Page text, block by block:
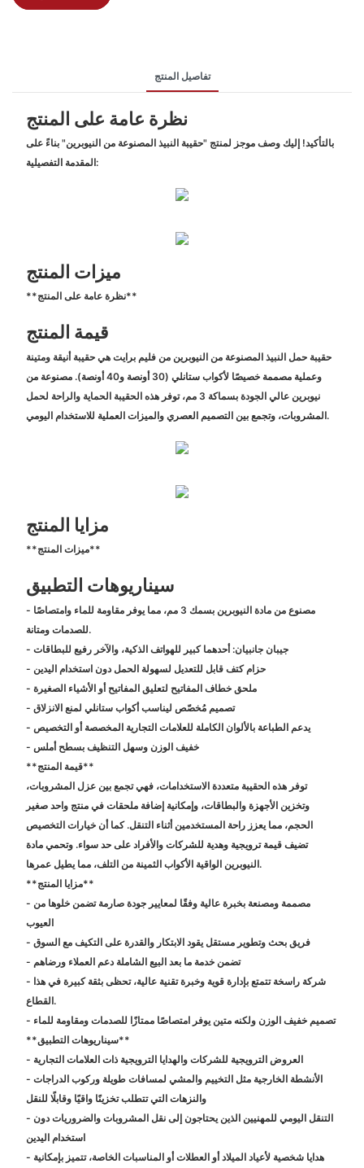
تفاصيل المنتج
نظرة عامة على المنتج
بالتأكيد! إليك وصف موجز لمنتج "حقيبة النبيذ المصنوعة من النيوبرين" بناءً على
المقدمة التفصيلية:
ميزات المنتج
**نظرة عامة على المنتج**
قيمة المنتج
حقيبة حمل النبيذ المصنوعة من النيوبرين من فليم برايت هي حقيبة أنيقة ومتينة
وعملية مصممة خصيصًا لأكواب ستانلي (30 أونصة و40 أونصة). مصنوعة من
نيوبرين عالي الجودة بسماكة 3 مم، توفر هذه الحقيبة الحماية والراحة لحمل
المشروبات، وتجمع بين التصميم العصري والميزات العملية للاستخدام اليومي.
مزايا المنتج
**ميزات المنتج**
سيناريوهات التطبيق
- مصنوع من مادة النيوبرين بسمك 3 مم، مما يوفر مقاومة للماء وامتصاصًا
للصدمات ومتانة.
- جيبان جانبيان: أحدهما كبير للهواتف الذكية، والآخر رفيع للبطاقات
- حزام كتف قابل للتعديل لسهولة الحمل دون استخدام اليدين
- ملحق خطاف المفاتيح لتعليق المفاتيح أو الأشياء الصغيرة
- تصميم مُخصّص ليناسب أكواب ستانلي لمنع الانزلاق
- يدعم الطباعة بالألوان الكاملة للعلامات التجارية المخصصة أو التخصيص
- خفيف الوزن وسهل التنظيف بسطح أملس
**قيمة المنتج**
توفر هذه الحقيبة متعددة الاستخدامات، فهي تجمع بين عزل المشروبات،
وتخزين الأجهزة والبطاقات، وإمكانية إضافة ملحقات في منتج واحد صغير
الحجم، مما يعزز راحة المستخدمين أثناء التنقل. كما أن خيارات التخصيص
تضيف قيمة ترويجية وهدية للشركات والأفراد على حد سواء. وتحمي مادة
النيوبرين الواقية الأكواب الثمينة من التلف، مما يطيل عمرها.
**مزايا المنتج**
- مصممة ومصنعة بخبرة عالية وفقًا لمعايير جودة صارمة تضمن خلوها من
العيوب
- فريق بحث وتطوير مستقل يقود الابتكار والقدرة على التكيف مع السوق
- تضمن خدمة ما بعد البيع الشاملة دعم العملاء ورضاهم
- شركة راسخة تتمتع بإدارة قوية وخبرة تقنية عالية، تحظى بثقة كبيرة في هذا
القطاع.
- تصميم خفيف الوزن ولكنه متين يوفر امتصاصًا ممتازًا للصدمات ومقاومة للماء
**سيناريوهات التطبيق**
- العروض الترويجية للشركات والهدايا الترويجية ذات العلامات التجارية
- الأنشطة الخارجية مثل التخييم والمشي لمسافات طويلة وركوب الدراجات
والنزهات التي تتطلب تخزينًا واقيًا وقابلًا للنقل
- التنقل اليومي للمهنيين الذين يحتاجون إلى نقل المشروبات والضروريات دون
استخدام اليدين
- هدايا شخصية لأعياد الميلاد أو العطلات أو المناسبات الخاصة، تتميز بإمكانية